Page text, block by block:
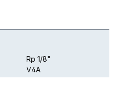
Rp 1/8"
V4A